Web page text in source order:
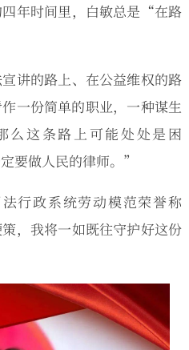
年时间里，白敏总是“在路
讲的路上、在公益维权的路
一份简单的职业，一种谋生
么这条路上可能处处是困
要做人民的律师。”
行政系统劳动模范荣誉称
，我将一如既往守护好这份